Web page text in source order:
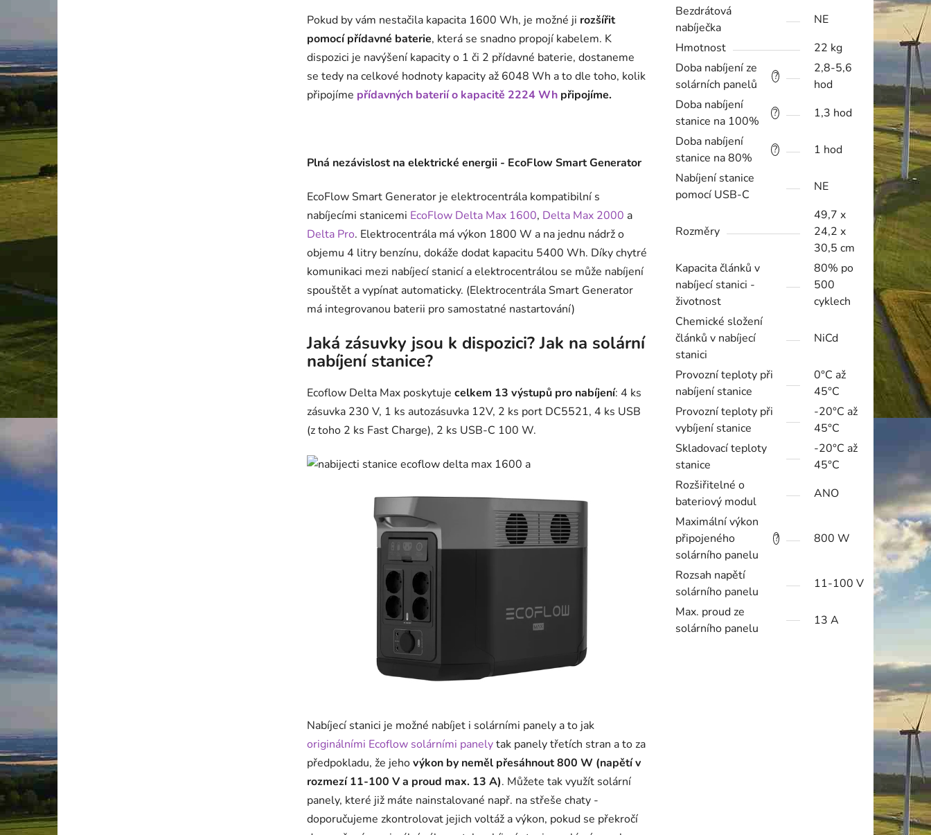
Pokud by vám nestačila kapacita 1600 Wh, je možné ji rozšířit
pomocí přídavné baterie, která se snadno propojí kabelem. K
dispozici je navýšení kapacity o 1 či 2 přídavné baterie, dostaneme
se tedy na celkové hodnoty kapacity až 6048 Wh a to dle toho, kolik
připojíme přídavných baterií o kapacitě 2224 Wh připojíme.
Plná nezávislost na elektrické energii - EcoFlow Smart Generator
EcoFlow Smart Generator je elektrocentrála kompatibilní s
nabíjecími stanicemi EcoFlow Delta Max 1600, Delta Max 2000 a
Delta Pro. Elektrocentrála má výkon 1800 W a na jednu nádrž o
objemu 4 litry benzínu, dokáže dodat kapacitu 5400 Wh. Díky chytré
komunikaci mezi nabíjecí stanicí a elektrocentrálou se může nabíjení
spouštět a vypínat automaticky. (Elektrocentrála Smart Generator
má integrovanou baterii pro samostatné nastartování)
Jaká zásuvky jsou k dispozici? Jak na solární
nabíjení stanice?
Ecoflow Delta Max poskytuje celkem 13 výstupů pro nabíjení: 4 ks
zásuvka 230 V, 1 ks autozásuvka 12V, 2 ks port DC5521, 4 ks USB
(z toho 2 ks Fast Charge), 2 ks USB-C 100 W.
Nabíjecí stanici je možné nabíjet i solárními panely a to jak
originálními Ecoflow solárními panelytak panely třetích stran a to za
předpokladu, že jehovýkon by neměl přesáhnout 800 W (napětí v
rozmezí 11-100 V a proud max. 13 A). Můžete tak využít solární
panely, které již máte nainstalované např. na střeše chaty -
doporučujeme zkontrolovat jejich voltáž a výkon, pokud se překročí
Bezdrátová
nabíječka
NE
Hmotnost
22 kg
?
Doba nabíjení ze
solárních panelů
2,8-5,6
hod
?
Doba nabíjení
stanice na 100%
1,3 hod
?
Doba nabíjení
stanice na 80%
1 hod
Nabíjení stanice
pomocí USB-C
NE
Rozměry
49,7 x
24,2 x
30,5 cm
Kapacita článků v
nabíjecí stanici -
životnost
80% po
500
cyklech
Chemické složení
článků v nabíjecí
stanici
NiCd
Provozní teploty při
nabíjení stanice
0°C až
45°C
Provozní teploty při
vybíjení stanice
-20°C až
45°C
Skladovací teploty
stanice
-20°C až
45°C
Rozšiřitelné o
bateriový modul
ANO
?
Maximální výkon
připojeného
solárního panelu
800 W
Rozsah napětí
solárního panelu
11-100 V
Max. proud ze
solárního panelu
13 A